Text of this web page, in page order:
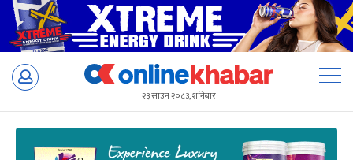
Skip
२३ साउन २०८३, शनिबार